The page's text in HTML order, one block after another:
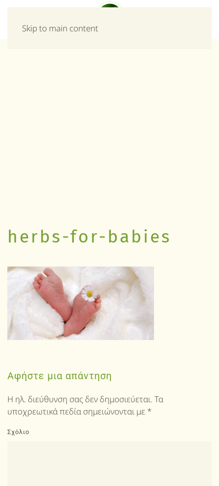
Skip to main content
herbs-for-babies
Αφήστε μια απάντηση
Η ηλ. διεύθυνση σας δεν δημοσιεύεται. Τα
υποχρεωτικά πεδία σημειώνονται με *
Σχόλιο